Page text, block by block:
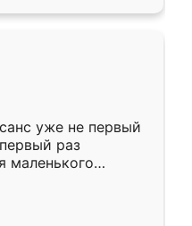
уже не первый
раз
маленького
,во второй раз
очень
быстрая,